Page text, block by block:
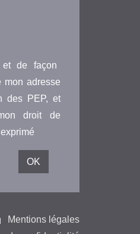
et de façon
mon adresse
des PEP, et
droit de
Mentions légales